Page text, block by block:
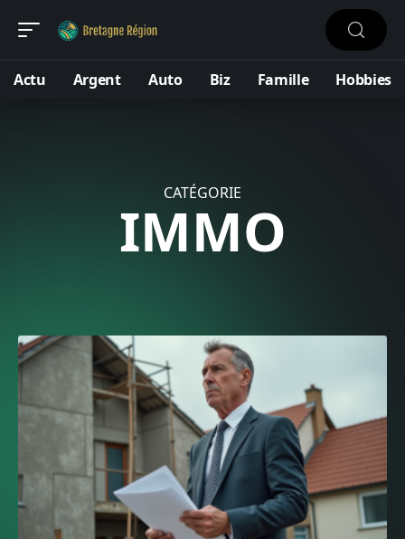
Actu Argent Auto Biz Famille Hobbies
CATÉGORIE
IMMO